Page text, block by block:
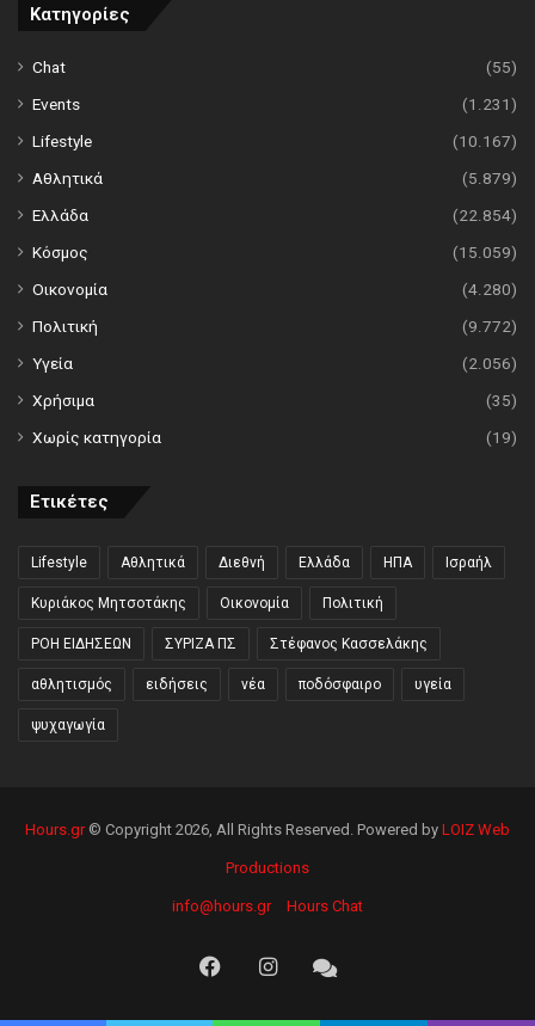
Κατηγορίες
Chat
(55)
Events
(1.231)
Lifestyle
(10.167)
Αθλητικά
(5.879)
Ελλάδα
(22.854)
Κόσμος
(15.059)
Οικονομία
(4.280)
Πολιτική
(9.772)
Υγεία
(2.056)
Χρήσιμα
(35)
Χωρίς κατηγορία
(19)
Ετικέτες
Lifestyle Αθλητικά Διεθνή Ελλάδα ΗΠΑ Ισραήλ
Κυριάκος Μητσοτάκης Οικονομία Πολιτική
ΡΟΗ ΕΙΔΗΣΕΩΝ ΣΥΡΙΖΑ ΠΣ Στέφανος Κασσελάκης
αθλητισμός ειδήσεις νέα ποδόσφαιρο υγεία
ψυχαγωγία
Hours.gr© Copyright 2026, All Rights Reserved. Powered by LOIZ Web
Productions
info@hours.gr Hours Chat
FacebookInstagramHours